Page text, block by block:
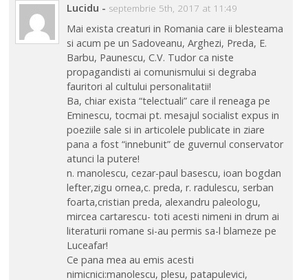
Lucidu - septembrie 5th, 2017 at 11:49
Mai exista creaturi in Romania care ii blesteama
si acum pe un Sadoveanu, Arghezi, Preda, E.
Barbu, Paunescu, C.V. Tudor ca niste
propagandisti ai comunismului si degraba
fauritori al cultului personalitatii!
Ba, chiar exista “telectuali” care il reneaga pe
Eminescu, tocmai pt. mesajul socialist expus in
poeziile sale si in articolele publicate in ziare
pana a fost “innebunit” de guvernul conservator
atunci la putere!
n. manolescu, cezar-paul basescu, ioan bogdan
lefter,zigu ornea,c. preda, r. radulescu, serban
foarta,cristian preda, alexandru paleologu,
mircea cartarescu- toti acesti nimeni in drum ai
literaturii romane si-au permis sa-l blameze pe
Luceafar!
Ce pana mea au emis acesti
nimicnici:manolescu, plesu, patapulevici,